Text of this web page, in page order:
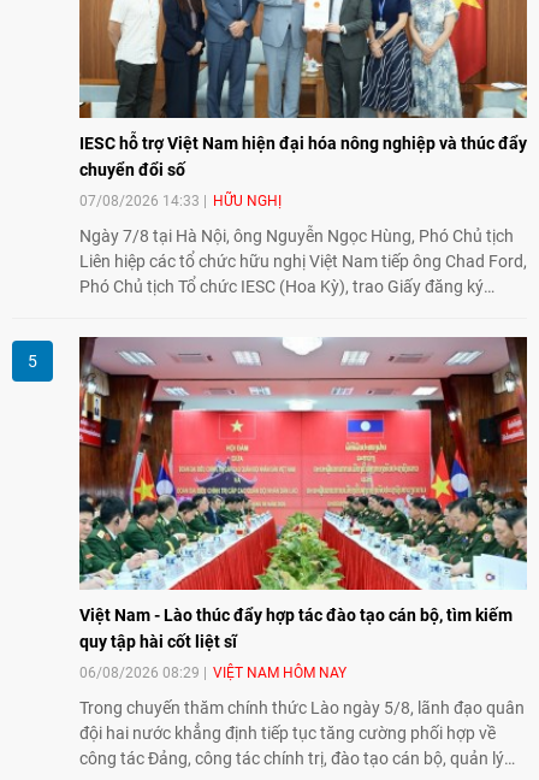
IESC hỗ trợ Việt Nam hiện đại hóa nông nghiệp và thúc đẩy
chuyển đổi số
07/08/2026 14:33 HỮU NGHỊ
Ngày 7/8 tại Hà Nội, ông Nguyễn Ngọc Hùng, Phó Chủ tịch
Liên hiệp các tổ chức hữu nghị Việt Nam tiếp ông Chad Ford,
Phó Chủ tịch Tổ chức IESC (Hoa Kỳ), trao Giấy đăng ký
đổi về định hướng triển khai Dự án "Mở rộng Thương mại
Nông nghiệp và An toàn thực phẩm Hoa Kỳ - Việt Nam",
hướng tới thúc đẩy chuyển đổi số, hiện đại hóa nông nghiệp
và mở rộng hợp tác phát triển giữa hai nước.
Việt Nam - Lào thúc đẩy hợp tác đào tạo cán bộ, tìm kiếm
quy tập hài cốt liệt sĩ
06/08/2026 08:29 VIỆT NAM HÔM NAY
Trong chuyến thăm chính thức Lào ngày 5/8, lãnh đạo quân
đội hai nước khẳng định tiếp tục tăng cường phối hợp về
công tác Đảng, công tác chính trị, đào tạo cán bộ, quản lý